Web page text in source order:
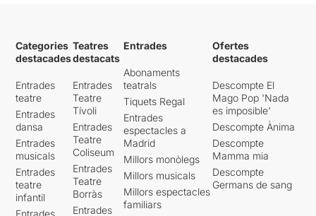
Categories
destacades
Entrades
teatre
Entrades
dansa
Entrades
musicals
Entrades
teatre
infantil
Entrades
Teatres
destacats
Entrades
Teatre
Tívoli
Entrades
Teatre
Coliseum
Entrades
Teatre
Borràs
Entrades
Entrades
Abonaments
teatrals
Tiquets Regal
Entrades
espectacles a
Madrid
Millors monòlegs
Millors musicals
Millors espectacles
familiars
Ofertes
destacades
Descompte El
Mago Pop 'Nada
es imposible'
Descompte Ànima
Descompte
Mamma mia
Descompte
Germans de sang